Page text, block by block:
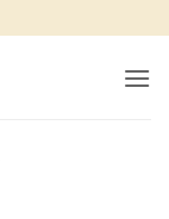
Content